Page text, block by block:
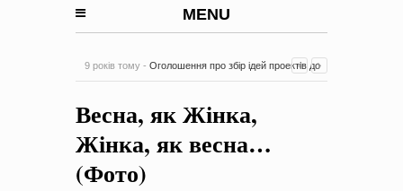
MENU
9 років тому - Оголошення про збір ідей проектів до
на період 2018 – 2020 роки Оголошення про збір ідей
0 Коментарів
Весна, як Жінка,
Жінка, як весна…
(Фото)